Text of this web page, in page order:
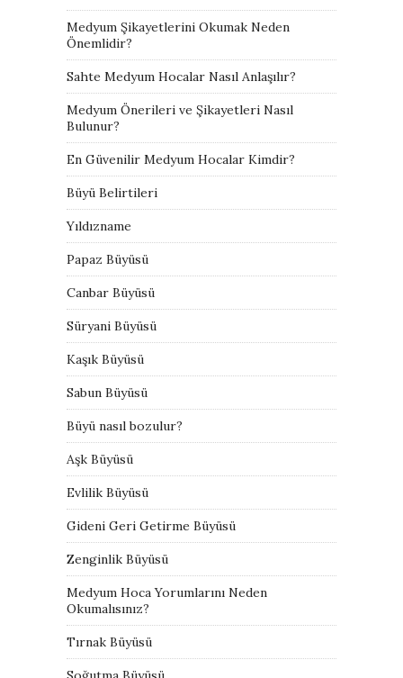
Medyum Şikayetlerini Okumak Neden
Önemlidir?
Sahte Medyum Hocalar Nasıl Anlaşılır?
Medyum Önerileri ve Şikayetleri Nasıl
Bulunur?
En Güvenilir Medyum Hocalar Kimdir?
Büyü Belirtileri
Yıldızname
Papaz Büyüsü
Canbar Büyüsü
Süryani Büyüsü
Kaşık Büyüsü
Sabun Büyüsü
Büyü nasıl bozulur?
Aşk Büyüsü
Evlilik Büyüsü
Gideni Geri Getirme Büyüsü
Zenginlik Büyüsü
Medyum Hoca Yorumlarını Neden
Okumalısınız?
Tırnak Büyüsü